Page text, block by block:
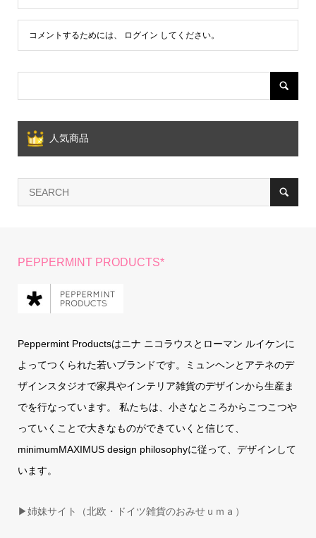
コメントするためには、 ログイン してください。
人気商品
PEPPERMINT PRODUCTS*
Peppermint Productsはニナ ニコラウスとローマン ルイケンに
よってつくられた若いブランドです。ミュンヘンとアテネのデ
ザインスタジオで家具やインテリア雑貨のデザインから生産ま
でを行なっています。 私たちは、小さなところからこつこつや
っていくことで大きなものができていくと信じて、
minimumMAXIMUS design philosophyに従って、デザインして
います。
▶姉妹サイト（北欧・ドイツ雑貨のおみせｕｍａ）